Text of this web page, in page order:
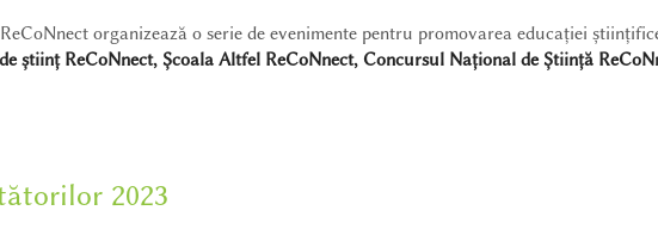
organizează o serie de evenimente pentru promovarea educației
științ ReCoNnect, Școala Altfel ReCoNnect, Concursul Național de Știință
2023